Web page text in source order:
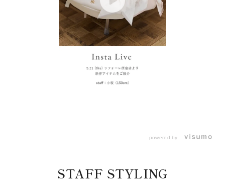
powered by
STAFF STYLING